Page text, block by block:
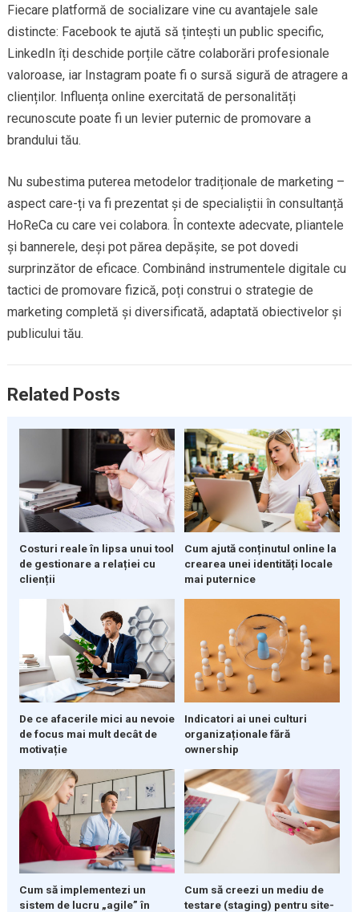
Fiecare platformă de socializare vine cu avantajele sale
distincte: Facebook te ajută să țintești un public specific,
LinkedIn îți deschide porțile către colaborări profesionale
valoroase, iar Instagram poate fi o sursă sigură de atragere a
clienților. Influența online exercitată de personalități
recunoscute poate fi un levier puternic de promovare a
brandului tău.
Nu subestima puterea metodelor tradiționale de marketing –
aspect care-ți va fi prezentat și de specialiștii în consultanță
HoReCa cu care vei colabora. În contexte adecvate, pliantele
și bannerele, deși pot părea depășite, se pot dovedi
surprinzător de eficace. Combinând instrumentele digitale cu
tactici de promovare fizică, poți construi o strategie de
marketing completă și diversificată, adaptată obiectivelor și
publicului tău.
Related Posts
Costuri reale în lipsa unui tool
de gestionare a relației cu
clienții
Cum ajută conținutul online la
crearea unei identități locale
mai puternice
De ce afacerile mici au nevoie
de focus mai mult decât de
motivație
Indicatori ai unei culturi
organizaționale fără
ownership
Cum să implementezi un
sistem de lucru „agile” în
Cum să creezi un mediu de
testare (staging) pentru site-